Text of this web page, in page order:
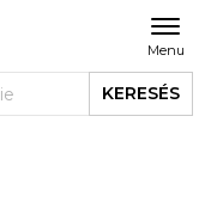
Menu
KERESÉS